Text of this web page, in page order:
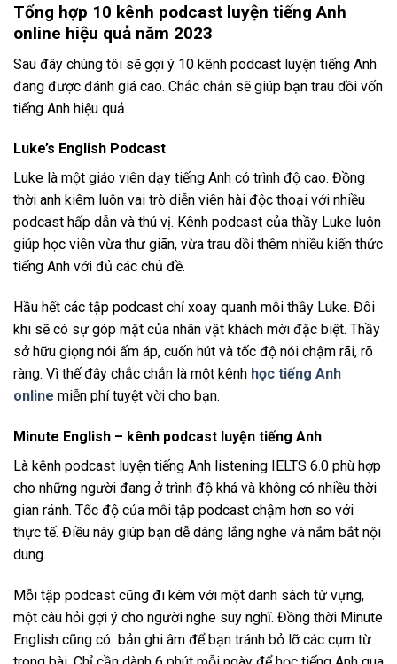
Tổng hợp 10 kênh podcast luyện tiếng Anh
online hiệu quả năm 2023
Sau đây chúng tôi sẽ gợi ý 10 kênh podcast luyện tiếng Anh
đang được đánh giá cao. Chắc chắn sẽ giúp bạn trau dồi vốn
tiếng Anh hiệu quả.
Luke’s English Podcast
Luke là một giáo viên dạy tiếng Anh có trình độ cao. Đồng
thời anh kiêm luôn vai trò diễn viên hài độc thoại với nhiều
podcast hấp dẫn và thú vị. Kênh podcast của thầy Luke luôn
giúp học viên vừa thư giãn, vừa trau dồi thêm nhiều kiến thức
tiếng Anh với đủ các chủ đề.
Hầu hết các tập podcast chỉ xoay quanh mỗi thầy Luke. Đôi
khi sẽ có sự góp mặt của nhân vật khách mời đặc biệt. Thầy
sở hữu giọng nói ấm áp, cuốn hút và tốc độ nói chậm rãi, rõ
ràng. Vì thế đây chắc chắn là một kênh học tiếng Anh
online miễn phí tuyệt vời cho bạn.
Minute English – kênh podcast luyện tiếng Anh
Là kênh podcast luyện tiếng Anh listening IELTS 6.0 phù hợp
cho những người đang ở trình độ khá và không có nhiều thời
gian rảnh. Tốc độ của mỗi tập podcast chậm hơn so với
thực tế. Điều này giúp bạn dễ dàng lắng nghe và nắm bắt nội
dung.
Mỗi tập podcast cũng đi kèm với một danh sách từ vựng,
một câu hỏi gợi ý cho người nghe suy nghĩ. Đồng thời Minute
English cũng có bản ghi âm để bạn tránh bỏ lỡ các cụm từ